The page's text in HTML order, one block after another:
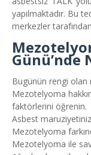
yapılmaktadır. Bu
merkezler
Günü’nde
Bugünün rengi olan
Mezotelyoma
faktörlerini öğrenin.
Asbest
Mezotelyoma
Mezotelyoma ile